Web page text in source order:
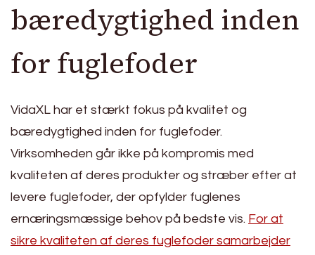
bæredygtighed inden
for fuglefoder
VidaXL har et stærkt fokus på kvalitet og
bæredygtighed inden for fuglefoder.
Virksomheden går ikke på kompromis med
kvaliteten af deres produkter og stræber efter at
levere fuglefoder, der opfylder fuglenes
ernæringsmæssige behov på bedste vis. For at
sikre kvaliteten af deres fuglefoder samarbejder